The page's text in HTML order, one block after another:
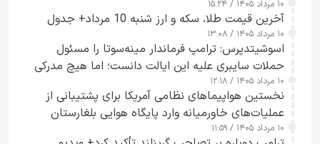
۱۰ مرداد ۱۴۰۵ / ۱۵:۲۴
آخرین قیمت طلا، سکه و ارز شنبه 10 مرداد+ جدول
۱۰ مرداد ۱۴۰۵ / ۱۳:۰۸
اسوشیتدپرس: ترامپ فرماندار مینه‌سوتا را مسئول
حملات سایبری علیه این ایالت دانست؛ اما هیچ مدرکی
ارائه نکرد
۱۰ مرداد ۱۴۰۵ / ۱۲:۱۸
نخستین هواپیماهای نظامی آمریکا برای پشتیبانی از
عملیات‌های خاورمیانه وارد پایگاه هوایی بلغارستان
شدند
۱۰ مرداد ۱۴۰۵ / ۱۱:۵۹